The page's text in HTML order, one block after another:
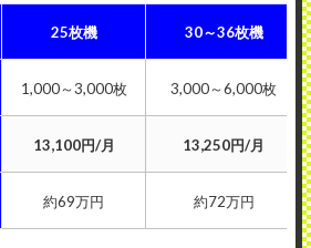
25枚機 30～36枚機
1,000～3,000枚 3,000～6,000枚
13,100円/月 13,250円/月
約69万円 約72万円